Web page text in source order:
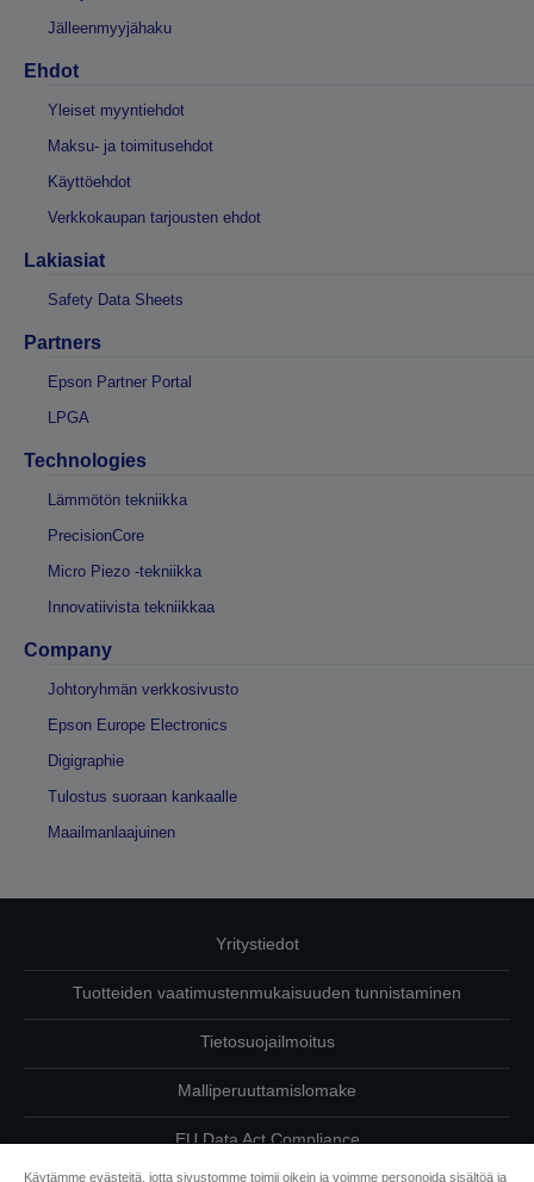
Jälleenmyyjähaku
Ehdot
Yleiset myyntiehdot
Maksu- ja toimitusehdot
Käyttöehdot
Verkkokaupan tarjousten ehdot
Lakiasiat
Safety Data Sheets
Partners
Epson Partner Portal
LPGA
Technologies
Lämmötön tekniikka
PrecisionCore
Micro Piezo -tekniikka
Innovatiivista tekniikkaa
Company
Johtoryhmän verkkosivusto
Epson Europe Electronics
Digigraphie
Tulostus suoraan kankaalle
Maailmanlaajuinen
Yritystiedot
Tuotteiden vaatimustenmukaisuuden tunnistaminen
Tietosuojailmoitus
Malliperuuttamislomake
EU Data Act Compliance
Käytämme evästeitä, jotta sivustomme toimii oikein ja voimme personoida sisältöä ja